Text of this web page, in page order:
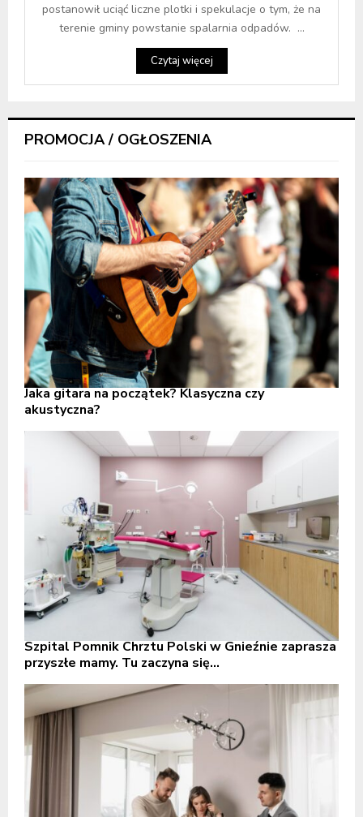
postanowił uciąć liczne plotki i spekulacje o tym, że na
terenie gminy powstanie spalarnia odpadów. ...
Czytaj więcej
PROMOCJA / OGŁOSZENIA
Jaka gitara na początek? Klasyczna czy
akustyczna?
Szpital Pomnik Chrztu Polski w Gnieźnie zaprasza
przyszłe mamy. Tu zaczyna się...